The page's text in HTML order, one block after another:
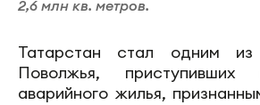
2,6 млн кв. метров.
Татарстан стал одним из
Поволжья,
аварийного жилья,